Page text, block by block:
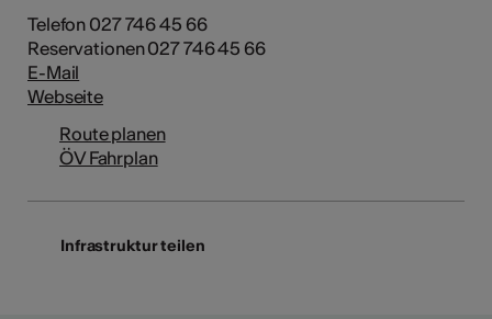
Telefon 027 746 45 66
Reservationen 027 746 45 66
E-Mail
Webseite
Route planen
ÖV Fahrplan
Infrastruktur teilen